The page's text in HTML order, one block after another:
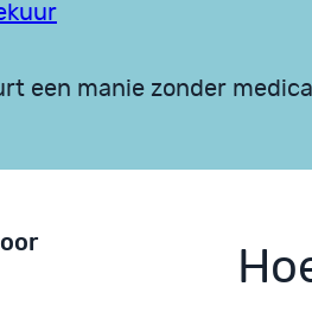
een manie zonder